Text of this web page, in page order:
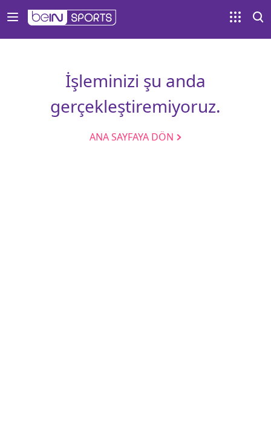
İşleminizi şu anda
gerçekleştiremiyoruz.
ANA SAYFAYA DÖN